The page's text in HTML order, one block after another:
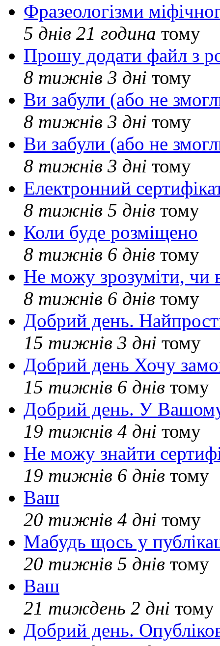
Фразеологізми
5 днів 21 година тому
Прошу додати файл з
8 тижнів 3 дні тому
Ви забули (або не
8 тижнів 3 дні тому
Ви забули (або не
8 тижнів 3 дні тому
Електронний
8 тижнів 5 днів тому
Коли буде розміщено
8 тижнів 6 днів тому
Не можу зрозуміти, чи
8 тижнів 6 днів тому
Добрий день.
15 тижнів 3 дні тому
Добрий день Хочу
15 тижнів 6 днів тому
Добрий день. У Вашому
19 тижнів 4 дні тому
Не можу знайти
19 тижнів 6 днів тому
Ваш
20 тижнів 4 дні тому
Мабудь щось у
20 тижнів 5 днів тому
Ваш
21 тиждень 2 дні тому
Добрий день.